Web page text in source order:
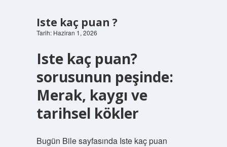
Iste kaç puan ?
Tarih: Haziran 1, 2026
Iste kaç puan?
sorusunun peşinde:
Merak, kaygı ve
tarihsel kökler
Bugün Bile sayfasında Iste kaç puan